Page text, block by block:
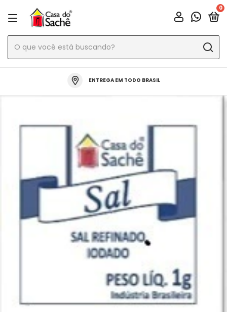
0
ENTREGA EM TODO BRASIL